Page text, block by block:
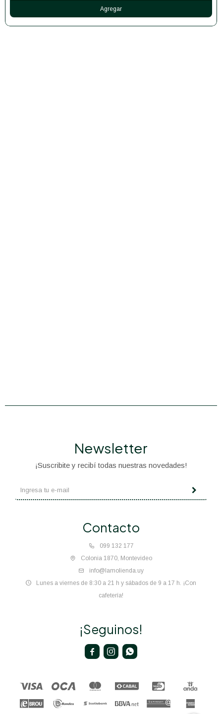
Contacto
099 132 177
Colonia 1870, Montevideo
info@lamolienda.uy
Lunes a viernes de 8:30 a 21 h y sábados de 9 a 17 h. ¡Con
cafetería!
Newsletter
¡Suscribite y recibí todas nuestras novedades!
¡Seguinos!
  